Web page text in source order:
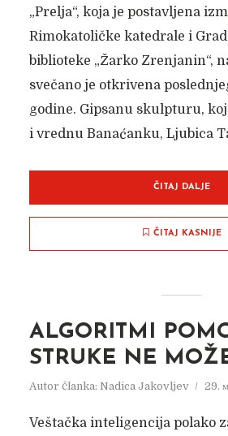
„Prelja“, koja je postavljena
Rimokatoličke katedrale i
biblioteke „Žarko Zrenjanin“,
svečano je otkrivena
godine. Gipsanu skulpturu,
i vrednu Banaćanku, Ljubica
ČITAJ DALJE
ČITAJ KASNIJE
ALGORITMI
STRUKE NE
Autor članka: Nadica Jakovljev 29.
Veštačka inteligencija polako